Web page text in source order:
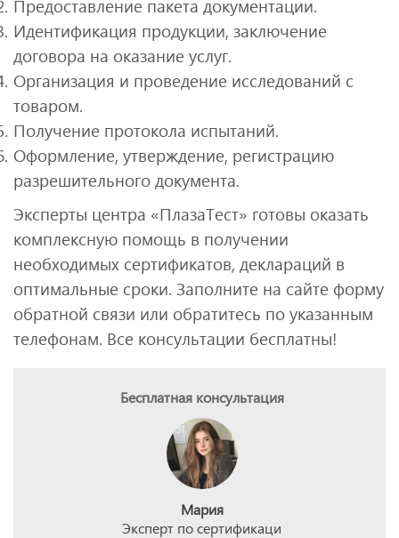
Предоставление пакета документации.
Идентификация продукции, заключение
договора на оказание услуг.
Организация и проведение исследований с
товаром.
Получение протокола испытаний.
Оформление, утверждение, регистрацию
разрешительного документа.
Эксперты центра «ПлазаТест» готовы оказать
комплексную помощь в получении
необходимых сертификатов, деклараций в
оптимальные сроки. Заполните на сайте форму
обратной связи или обратитесь по указанным
телефонам. Все консультации бесплатны!
Бесплатная консультация
Мария
Эксперт по сертификаци